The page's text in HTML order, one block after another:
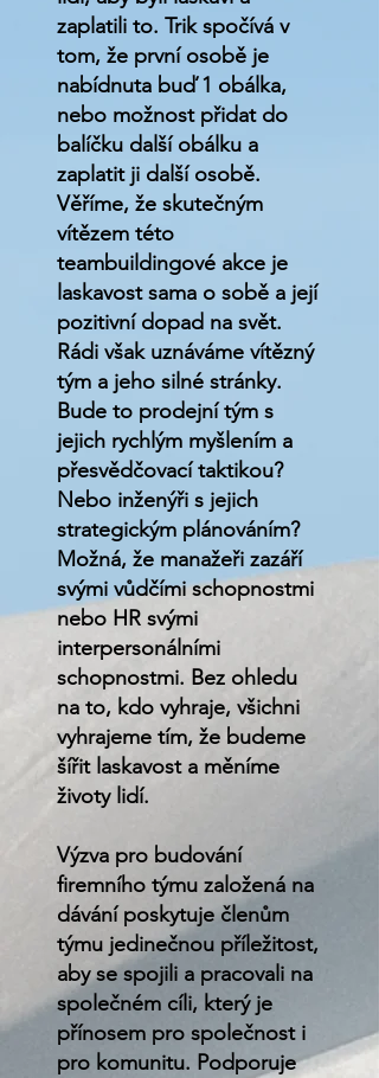
zaplatili to. Trik spočívá v
tom, že první osobě je
nabídnuta buď 1 obálka,
nebo možnost přidat do
balíčku další obálku a
zaplatit ji další osobě.
Věříme, že skutečným
vítězem této
teambuildingové akce je
laskavost sama o sobě a její
pozitivní dopad na svět.
Rádi však uznáváme vítězný
tým a jeho silné stránky.
Bude to prodejní tým s
jejich rychlým myšlením a
přesvědčovací taktikou?
Nebo inženýři s jejich
strategickým plánováním?
Možná, že manažeři zazáří
svými vůdčími schopnostmi
nebo HR svými
interpersonálními
schopnostmi. Bez ohledu
na to, kdo vyhraje, všichni
vyhrajeme tím, že budeme
šířit laskavost a měníme
životy lidí.
Výzva pro budování
firemního týmu založená na
dávání poskytuje členům
týmu jedinečnou příležitost,
aby se spojili a pracovali na
společném cíli, který je
přínosem pro společnost i
pro komunitu. Podporuje